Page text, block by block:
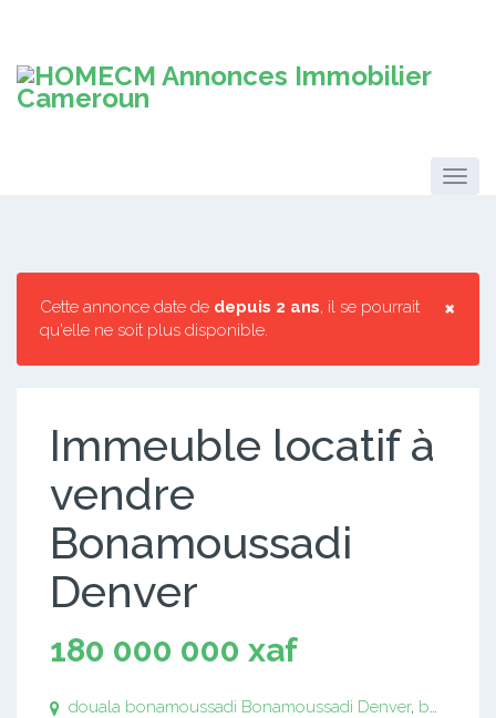
×
Cette annonce date de depuis 2 ans, il se pourrait
qu'elle ne soit plus disponible.
Immeuble locatif à
vendre
Bonamoussadi
Denver
180 000 000 xaf
douala bonamoussadi Bonamoussadi Denver, bonamoussadi douala